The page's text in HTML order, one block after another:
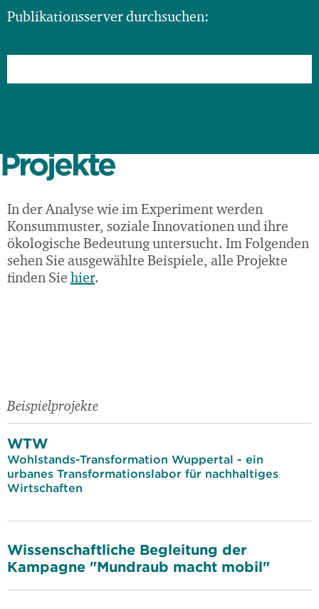
Publikationsserver durchsuchen:
Projekte
In der Analyse wie im Experiment werden
Konsummuster, soziale Innovationen und ihre
ökologische Bedeutung untersucht. Im Folgenden
sehen Sie ausgewählte Beispiele, alle Projekte
finden Sie hier.
Beispielprojekte
WTW
Wohlstands-Transformation Wuppertal - ein
urbanes Transformationslabor für nachhaltiges
Wirtschaften
Wissenschaftliche Begleitung der
Kampagne "Mundraub macht mobil"